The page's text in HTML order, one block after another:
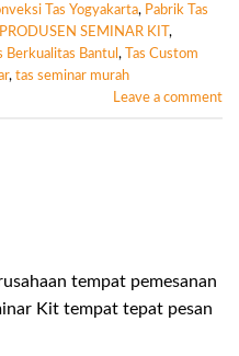
Tas Yogyakarta, Pabrik Tas
PRODUSEN SEMINAR KIT ,
Berkualitas Bantul ,
Tas Custom
, tas seminar murah
Leave a comment
tempat pemesanan
Kit tempat tepat pesan